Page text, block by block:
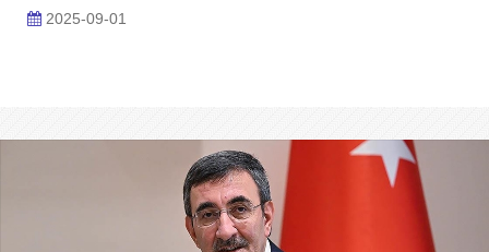
2025-09-01